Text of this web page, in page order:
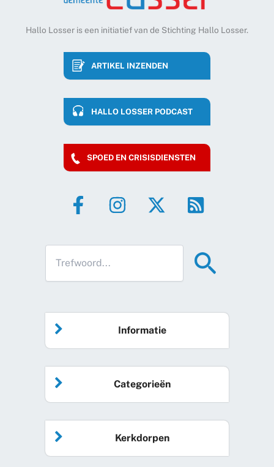
Hallo Losser is een initiatief van de Stichting Hallo Losser.
ARTIKEL INZENDEN
HALLO LOSSER PODCAST
SPOED EN CRISISDIENSTEN
Informatie
Home
Agenda
Categorieën
Algemeen nieuws
Kerkdorpen